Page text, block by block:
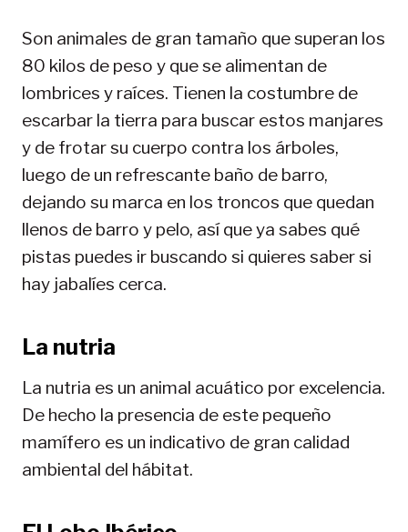
Son animales de gran tamaño que superan los
80 kilos de peso y que se alimentan de
lombrices y raíces. Tienen la costumbre de
escarbar la tierra para buscar estos manjares
y de frotar su cuerpo contra los árboles,
luego de un refrescante baño de barro,
dejando su marca en los troncos que quedan
llenos de barro y pelo, así que ya sabes qué
pistas puedes ir buscando si quieres saber si
hay jabalíes cerca.
La nutria
La nutria es un animal acuático por excelencia.
De hecho la presencia de este pequeño
mamífero es un indicativo de gran calidad
ambiental del hábitat.